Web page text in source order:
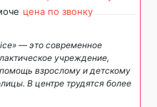
цена по звонку
— это современное
учреждение,
взрослому и детскому
В центре трудятся более